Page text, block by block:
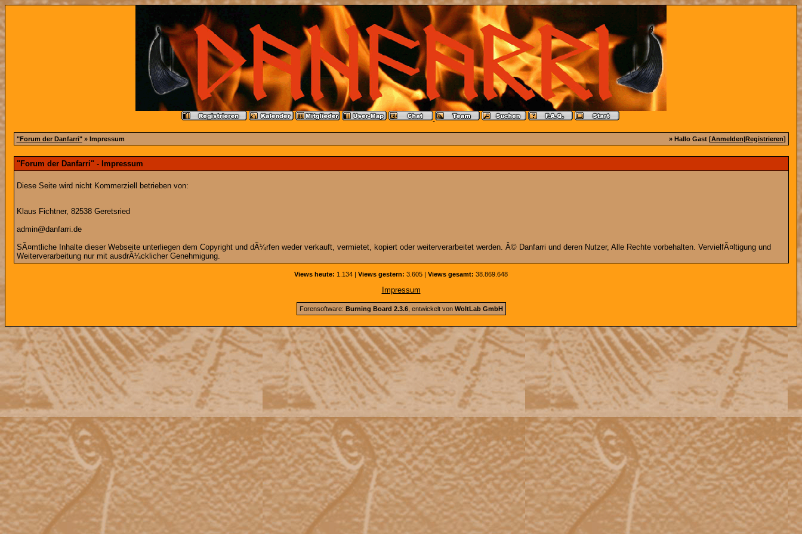
"Forum der Danfarri"» Impressum » Hallo Gast [Anmelden|Registrieren]
"Forum der Danfarri" - Impressum
Diese Seite wird nicht Kommerziell betrieben von:
Klaus Fichtner, 82538 Geretsried
admin@danfarri.de
SÃ¤mtliche Inhalte dieser Webseite unterliegen dem Copyright und dÃ¼rfen weder verkauft, vermietet, kopiert oder weiterverarbeitet werden. Â© Danfarri und deren Nutzer, Alle Rechte vorbehalten. VervielfÃ¤ltigung und
Weiterverarbeitung nur mit ausdrÃ¼cklicher Genehmigung.
Views heute: 1.134 | Views gestern: 3.605 | Views gesamt: 38.869.648
Impressum
Forensoftware: Burning Board 2.3.6, entwickelt von WoltLab GmbH